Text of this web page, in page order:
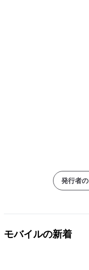
発行者
モバイルの新着